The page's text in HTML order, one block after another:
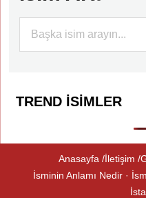
TREND İSIMLER
Anasayfa İletişim
İsminin Anlamı Nedir ·